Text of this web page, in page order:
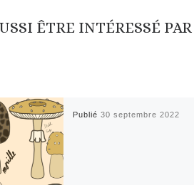
ÊTRE INTÉRESSÉ PAR
Publié30 septembre 2022